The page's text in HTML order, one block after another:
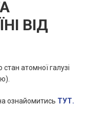
ВІД
атомної галузі
ознайомитись ТУТ.